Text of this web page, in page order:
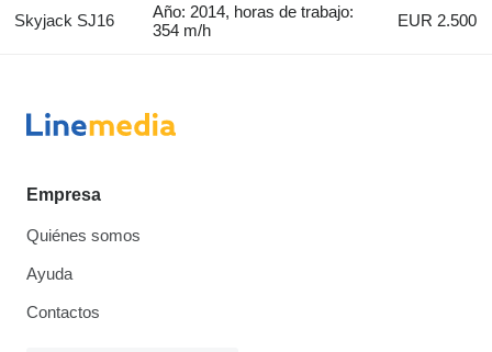
Skyjack SJ16
Año: 2014, horas de trabajo:
354 m/h
EUR 2.500
Empresa
Quiénes somos
Ayuda
Contactos